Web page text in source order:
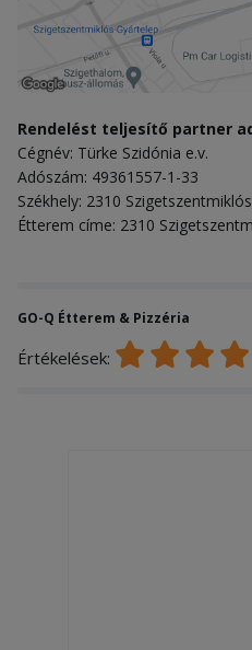
Rendelést teljesítő partner
Cégnév: Türke Szidónia e.v.
Adószám: 49361557-1-33
Székhely: 2310
Étterem címe: 2310
GO-Q Étterem & Pizzéria
Értékelések: